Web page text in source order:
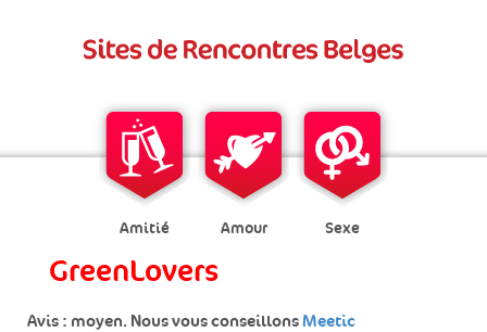
Amitié Amour Sexe
GreenLovers
Avis : moyen. Nous vous conseillons Meetic